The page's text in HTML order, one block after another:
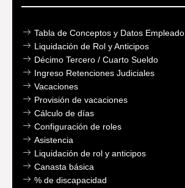
Tabla de Conceptos y Datos Empleado
Liquidación de Rol y Anticipos
Décimo Tercero / Cuarto Sueldo
Ingreso Retenciones Judiciales
Vacaciones
Provisión de vacaciones
Cálculo de días
Configuración de roles
Asistencia
Liquidación de rol y anticipos
Canasta básica
% de discapacidad